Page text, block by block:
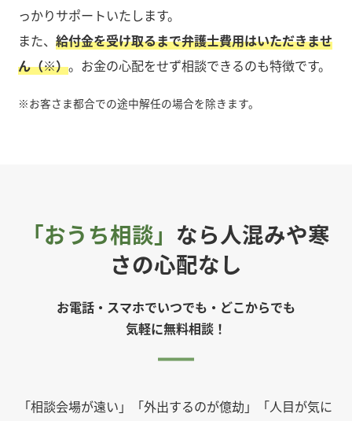
っかりサポートいたします。
また、 給付金を受け取るまで弁護士費用はいただきませ
ん（※）。お金の心配をせず相談できるのも特徴です。
※お客さま都合での途中解任の場合を除きます。
「おうち相談」 なら人混みや寒
さの心配なし
お電話・スマホでいつでも・どこからでも
気軽に無料相談！
「相談会場が遠い」「外出するのが億劫」「人目が気に